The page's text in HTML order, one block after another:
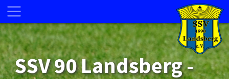
SSV 90 Landsberg -